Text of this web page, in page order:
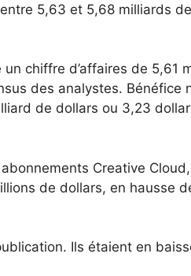
5,63 et 5,68 milliards
chiffre d’affaires de 5,61
des analystes. Bénéfice
de dollars ou 3,23
Creative
de dollars, en hausse
Ils étaient en